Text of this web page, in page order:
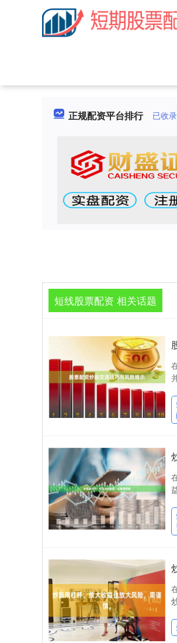
正规配资平台排行 已收录
短线股票配资 相关话题